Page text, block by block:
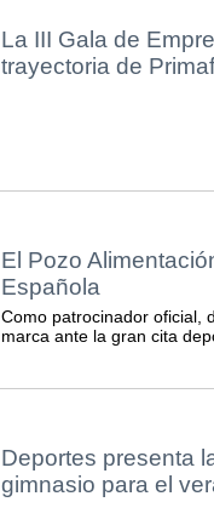
La III Gala de
trayectoria de
El Pozo
Española
Como patrocinador oficial,
marca ante la gran cita
Deportes presenta
gimnasio para el